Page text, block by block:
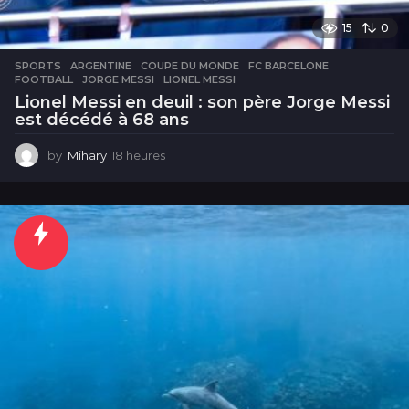
15 0
SPORTS ARGENTINE ,COUPE DU MONDE ,FC BARCELONE
FOOTBALL
,JORGE MESSI ,LIONEL MESSI
Lionel Messi en deuil : son père Jorge Messi
est décédé à 68 ans
by Mihary 18 heures
e